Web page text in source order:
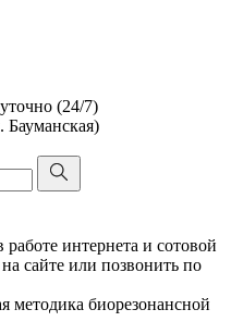
(24/7)
Бауманская)
интернета и сотовой
на сайте или позвонить по
методика биорезонансной